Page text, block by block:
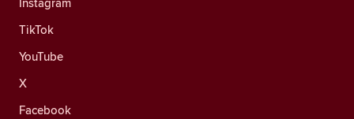
TikTok
YouTube
X
Facebook